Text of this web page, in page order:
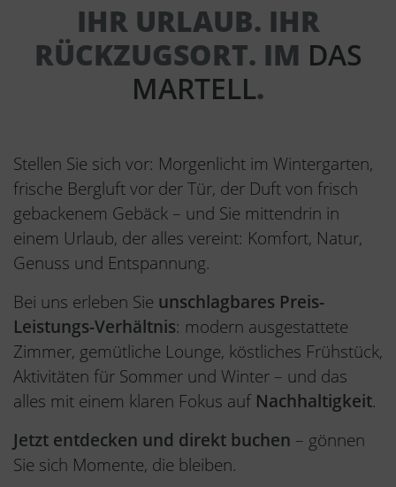
IHR URLAUB. IHR
RÜCKZUGSORT. IM DAS
MARTELL.
Stellen Sie sich vor: Morgenlicht im Wintergarten,
frische Bergluft vor der Tür, der Duft von frisch
gebackenem Gebäck – und Sie mittendrin in
einem Urlaub, der alles vereint: Komfort, Natur,
Genuss und Entspannung.
Bei uns erleben Sie unschlagbares Preis-
Leistungs-Verhältnis: modern ausgestattete
Zimmer, gemütliche Lounge, köstliches Frühstück,
Aktivitäten für Sommer und Winter – und das
alles mit einem klaren Fokus auf Nachhaltigkeit.
Jetzt entdecken und direkt buchen – gönnen
Sie sich Momente, die bleiben.